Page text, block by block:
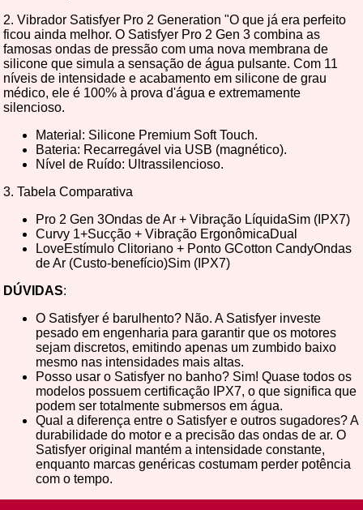
2. Vibrador Satisfyer Pro 2 Generation "O que já era perfeito
ficou ainda melhor. O Satisfyer Pro 2 Gen 3 combina as
famosas ondas de pressão com uma nova membrana de
silicone que simula a sensação de água pulsante. Com 11
níveis de intensidade e acabamento em silicone de grau
médico, ele é 100% à prova d'água e extremamente
silencioso.
Material: Silicone Premium Soft Touch.
Bateria: Recarregável via USB (magnético).
Nível de Ruído: Ultrassilencioso.
3. Tabela Comparativa
Pro 2 Gen 3Ondas de Ar + Vibração LíquidaSim (IPX7)
Curvy 1+Sucção + Vibração ErgonômicaDual
LoveEstímulo Clitoriano + Ponto GCotton CandyOndas
de Ar (Custo-benefício)Sim (IPX7)
DÚVIDAS:
O Satisfyer é barulhento? Não. A Satisfyer investe
pesado em engenharia para garantir que os motores
sejam discretos, emitindo apenas um zumbido baixo
mesmo nas intensidades mais altas.
Posso usar o Satisfyer no banho? Sim! Quase todos os
modelos possuem certificação IPX7, o que significa que
podem ser totalmente submersos em água.
Qual a diferença entre o Satisfyer e outros sugadores? A
durabilidade do motor e a precisão das ondas de ar. O
Satisfyer original mantém a intensidade constante,
enquanto marcas genéricas costumam perder potência
com o tempo.